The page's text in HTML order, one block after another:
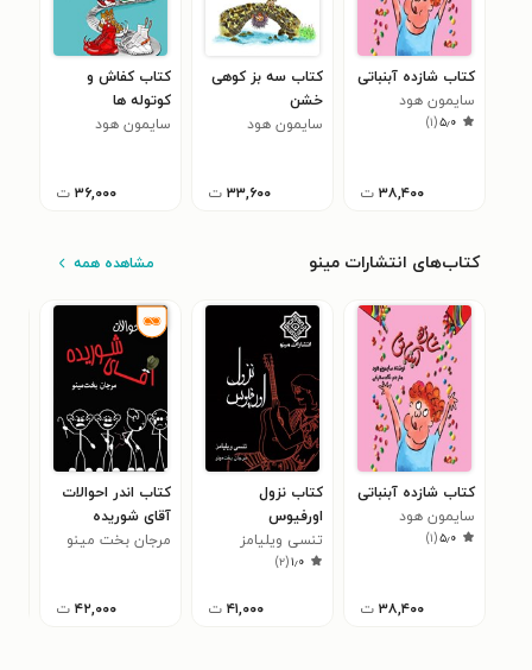
کتاب شازده آبنباتی
سایمون هود
۵٫۰(۱)
۳۸,۴۰۰ ت
کتاب ﺳﻪ ﺑﺰ ﮐﻮﻫﯽ
ﺧﺸﻦ
سایمون هود
۳۳,۶۰۰ ت
کتاب کفاش و
کوتوله ها
سایمون هود
۳۶,۰۰۰ ت
کتاب‌های انتشارات مینو مشاهده همه
کتاب شازده آبنباتی
سایمون هود
۵٫۰(۱)
۳۸,۴۰۰ ت
کتاب نزول
اورفیوس
تنسی ویلیامز
۱٫۰(۲)
۴۱,۰۰۰ ت
کتاب اندر احوالات
آقای شوریده
مرجان بخت مینو
۴۲,۰۰۰ ت